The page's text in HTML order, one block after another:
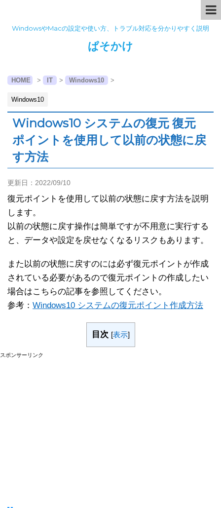
WindowsやMacの設定や使い方、トラブル対応を分かりやすく説明
ぱそかけ
HOME > IT > Windows10 >
Windows10
Windows10 システムの復元 復元
ポイントを使用して以前の状態に戻
す方法
更新日： 2022/09/10
復元ポイントを使用して以前の状態に戻す方法を説明
します。
以前の状態に戻す操作は簡単ですが不用意に実行する
と、データや設定を戻せなくなるリスクもあります。
また以前の状態に戻すのには必ず復元ポイントが作成
されている必要があるので復元ポイントの作成したい
場合はこちらの記事を参照してください。
参考： Windows10 システムの復元ポイント作成方法
目次 [表示]
スポンサーリンク